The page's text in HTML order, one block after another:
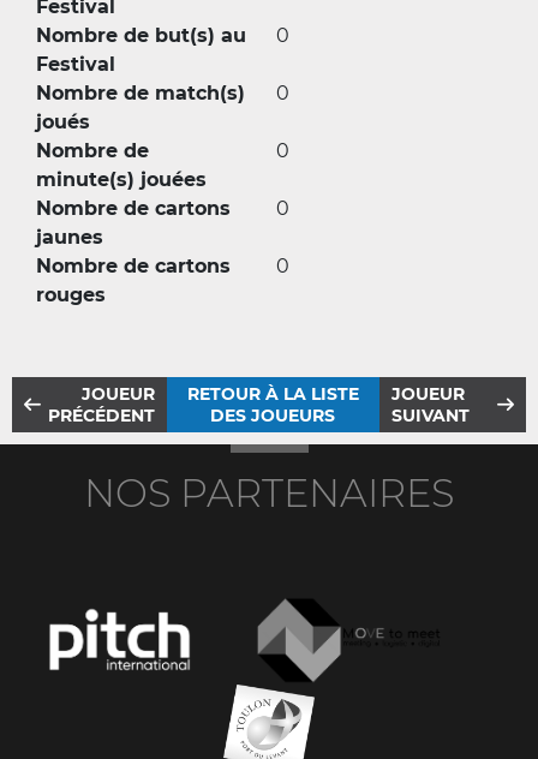
Festival
Nombre de but(s) au
Festival
0
Nombre de match(s)
joués
0
Nombre de
minute(s) jouées
0
Nombre de cartons
jaunes
0
Nombre de cartons
rouges
0
JOUEUR
PRÉCÉDENT
RETOUR À LA LISTE
DES JOUEURS
JOUEUR
SUIVANT
NOS PARTENAIRES